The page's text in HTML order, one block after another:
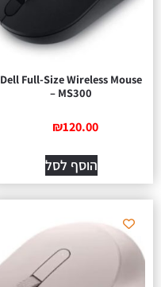
Dell Full-Size Wireless Mouse
– MS300
₪120.00
הוסף לסל